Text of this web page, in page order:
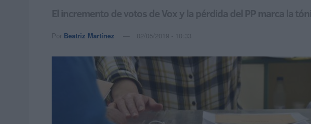
El incremento de votos de Vox y la pérdida del PP marca la
Por Beatriz Martínez 02/05/2019 - 10:33